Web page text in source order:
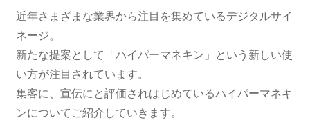
近年さまざまな業界から注目を集めているデジタルサイ
ネージ。
新たな提案として「ハイパーマネキン」という新しい使
い方が注目されています。
集客に、宣伝にと評価されはじめているハイパーマネキ
ンについてご紹介していきます。